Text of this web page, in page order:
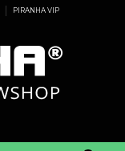
PIRANHA VIP